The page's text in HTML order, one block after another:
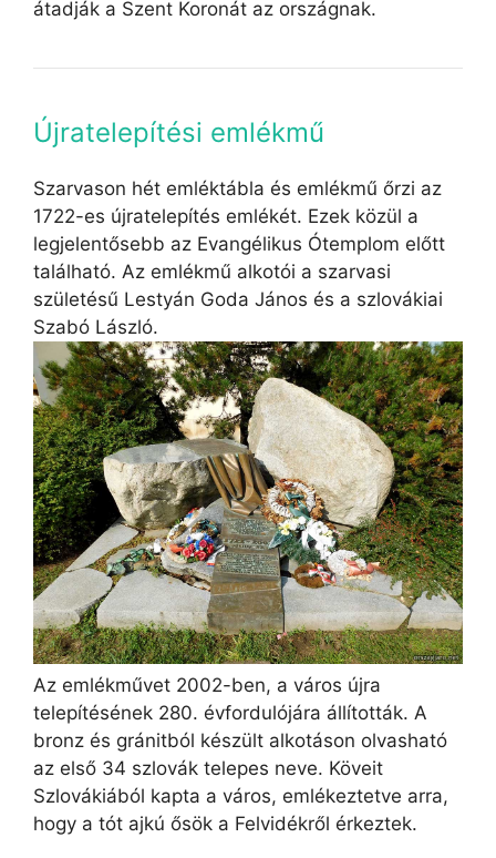
átadják a Szent Koronát az országnak.
Újratelepítési emlékmű
Szarvason hét emléktábla és emlékmű őrzi az
1722-es újratelepítés emlékét. Ezek közül a
legjelentősebb az Evangélikus Ótemplom előtt
található. Az emlékmű alkotói a szarvasi
születésű Lestyán Goda János és a szlovákiai
Szabó László.
Az emlékművet 2002-ben, a város újra
telepítésének 280. évfordulójára állították. A
bronz és gránitból készült alkotáson olvasható
az első 34 szlovák telepes neve. Köveit
Szlovákiából kapta a város, emlékeztetve arra,
hogy a tót ajkú ősök a Felvidékről érkeztek.